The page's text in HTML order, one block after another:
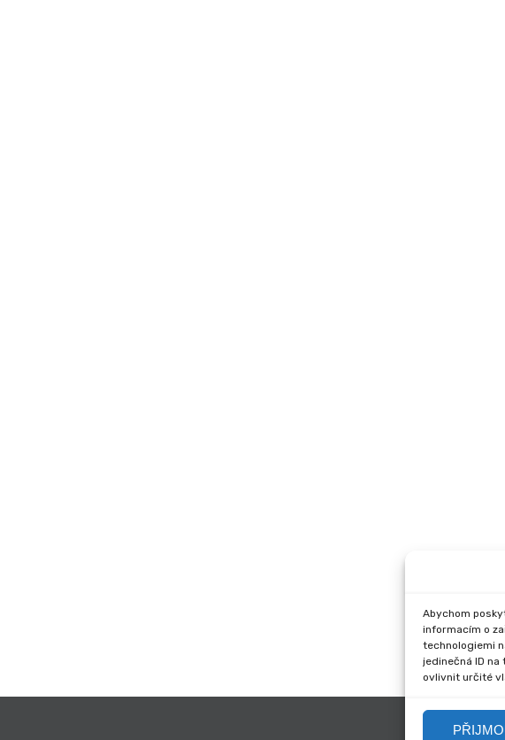
Abychom
informacím o
technologiemi
jedinečná ID na
ovlivnit určité